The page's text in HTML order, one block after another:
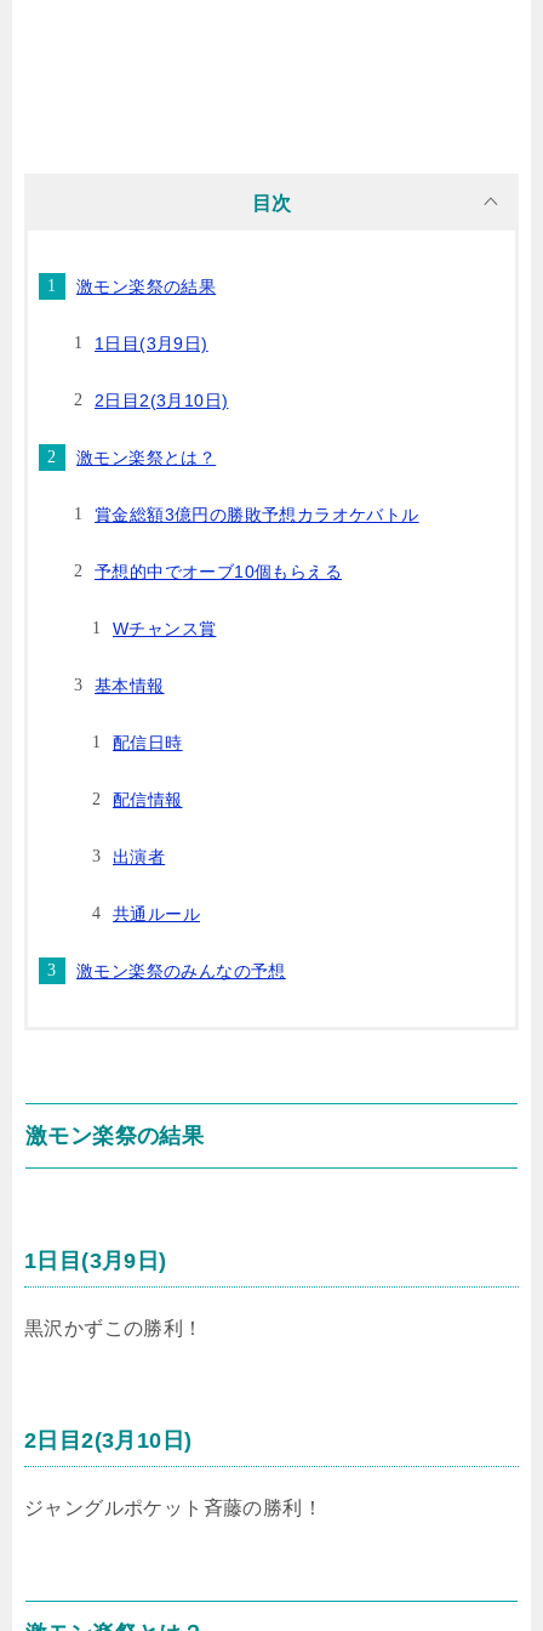
目次
激モン楽祭の結果
1日目(3月9日)
2日目2(3月10日)
激モン楽祭とは？
賞金総額3億円の勝敗予想カラオケバトル
予想的中でオーブ10個もらえる
Wチャンス賞
基本情報
配信日時
配信情報
出演者
共通ルール
激モン楽祭のみんなの予想
激モン楽祭の結果
1日目(3月9日)
黒沢かずこの勝利！
2日目2(3月10日)
ジャングルポケット斉藤の勝利！